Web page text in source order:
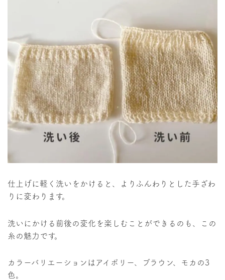
仕上げに軽く洗いをかけると、よりふんわりとした手ざわ
りに変わります。
洗いにかける前後の変化を楽しむことができるのも、この
糸の魅力です。
カラーバリエーションはアイボリー、ブラウン、モカの3
色。